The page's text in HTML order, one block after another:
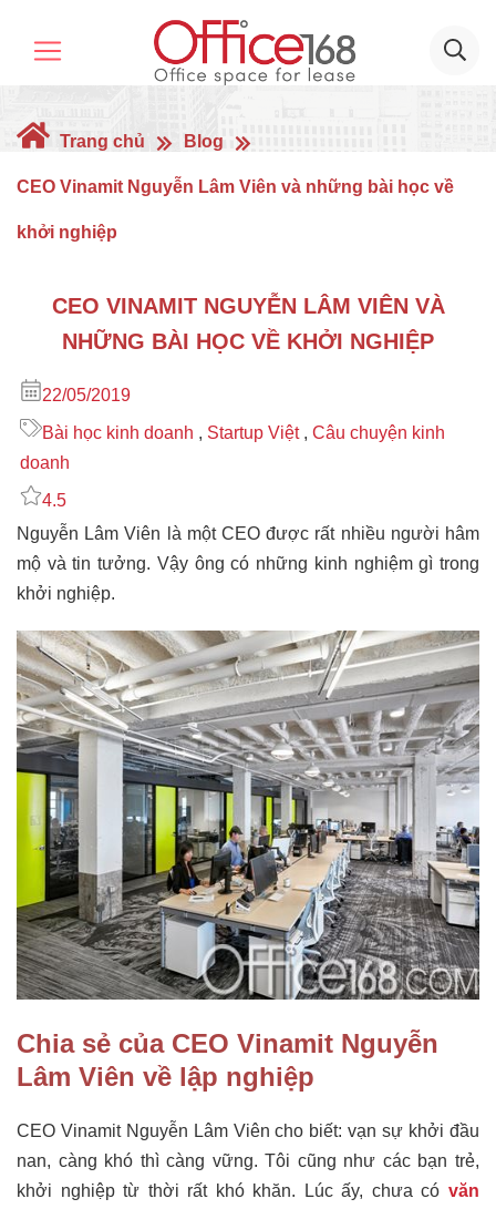
Trang chủ Blog
CEO Vinamit Nguyễn Lâm Viên và những bài học về
khởi nghiệp
CEO VINAMIT NGUYỄN LÂM VIÊN VÀ
NHỮNG BÀI HỌC VỀ KHỞI NGHIỆP
22/05/2019
Bài học kinh doanh , Startup Việt, Câu chuyện kinh
doanh
4.5
Nguyễn Lâm Viên là một CEO được rất nhiều người hâm
mộ và tin tưởng. Vậy ông có những kinh nghiệm gì trong
khởi nghiệp.
Chia sẻ của CEO Vinamit Nguyễn
Lâm Viên về lập nghiệp
CEO Vinamit Nguyễn Lâm Viên cho biết: vạn sự khởi đầu
nan, càng khó thì càng vững. Tôi cũng như các bạn trẻ,
khởi nghiệp từ thời rất khó khăn. Lúc ấy, chưa có văn